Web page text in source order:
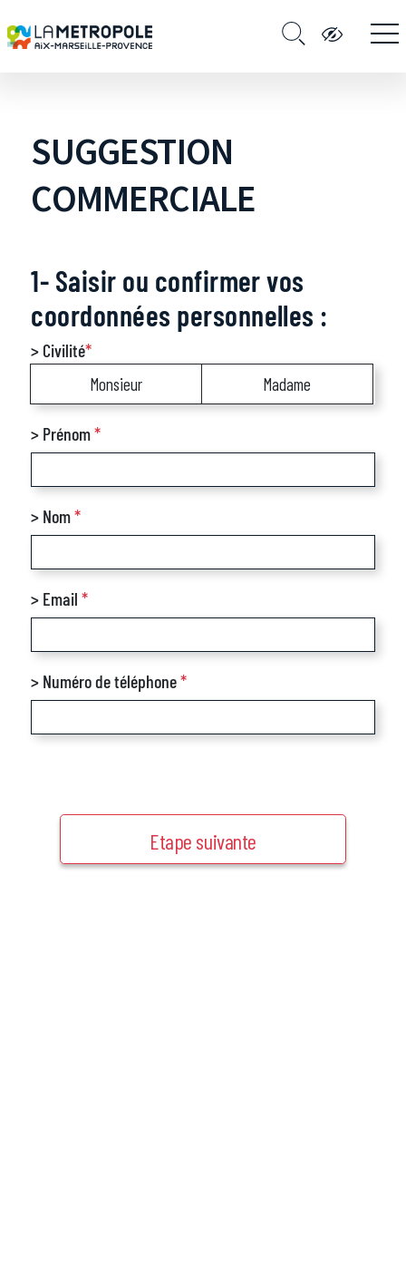
SUGGESTION
COMMERCIALE
1- Saisir ou confirmer vos
coordonnées personnelles :
> Civilité*
Monsieur Madame
> Prénom*
> Nom*
> Email*
> Numéro de téléphone*
Etape suivante